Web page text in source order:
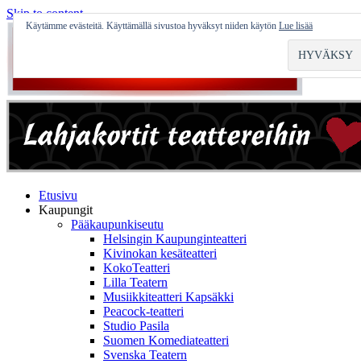
Skip to content
Etusivu
Kaupungit
Pääkaupunkiseutu
Helsingin Kaupunginteatteri
Kivinokan kesäteatteri
KokoTeatteri
Lilla Teatern
Musiikkiteatteri Kapsäkki
Peacock-teatteri
Studio Pasila
Suomen Komediateatteri
Svenska Teatern
Käytämme evästeitä. Käyttämällä sivustoa hyväksyt niiden käytön Lue lisää